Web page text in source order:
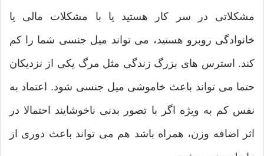
مشکلاتی در سر کار هستید یا با مشکلات مالی یا
خانوادگی روبرو هستید، می تواند میل جنسی شما را کم
کند. استرس های بزرگ زندگی مثل مرگ یکی از نزدیکان
حتما می تواند باعث خاموشی میل جنسی شود. اعتماد به
نفس کم به ویژه اگر با تصور بدنی ناخوشایند احتمالا در
اثر اضافه وزن، همراه باشد هم می تواند باعث دوری از